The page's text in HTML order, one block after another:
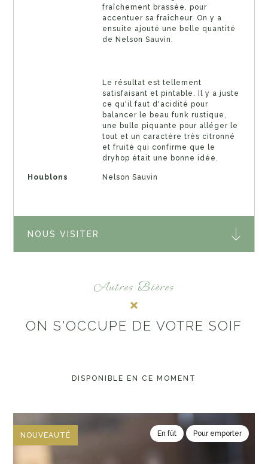
fraîchement brassée, pour
accentuer sa fraîcheur. On y a
ensuite ajouté une belle quantité
de Nelson Sauvin.
Le résultat est tellement
satisfaisant et pintable. Il y a juste
ce qu'il faut d'acidité pour
balancer le beau funk rustique,
une bulle piquante pour alléger le
tout et un caractère très citronné
et fruité qui confirme que le
dryhop était une bonne idée.
Houblons Nelson Sauvin
NOUS VISITER
Autres Bières
ON S'OCCUPE DE VOTRE SOIF
DISPONIBLE EN CE MOMENT
NOUVEAUTÉ En fût Pour emporter